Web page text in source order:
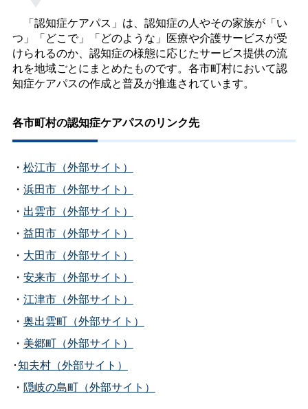
「認知症ケアパス」は、認知症の人やその家族が「い
つ」「どこで」「どのような」医療や介護サービスが受
けられるのか、認知症の様態に応じたサービス提供の流
れを地域ごとにまとめたものです。各市町村において認
知症ケアパスの作成と普及が推進されています。
各市町村の認知症ケアパスのリンク先
・ 松江市（外部サイト）
・ 浜田市（外部サイト）
・ 出雲市（外部サイト）
・ 益田市（外部サイト）
・ 大田市（外部サイト）
・ 安来市（外部サイト）
・ 江津市（外部サイト）
・ 奥出雲町（外部サイト）
・ 美郷町（外部サイト）
･知夫村（外部サイト）
・ 隠岐の島町（外部サイト）